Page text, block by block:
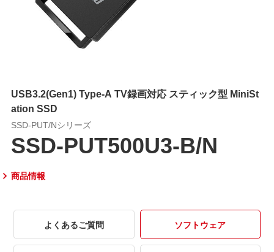
USB3.2(Gen1) Type-A TV録画対応 スティック型 MiniSt
ation SSD
SSD-PUT/Nシリーズ
SSD-PUT500U3-B/N
商品情報
よくあるご質問 ソフトウェア